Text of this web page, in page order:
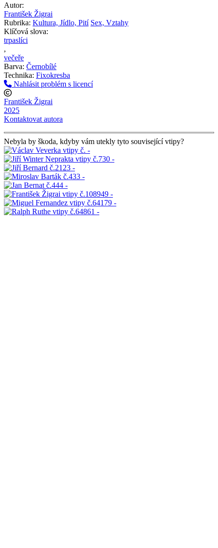
Autor:
František Žigrai
Rubrika: Kultura, Jídlo, Pití Sex, Vztahy
Klíčová slova:
trpaslíci
,
večeře
Barva: Černobílé
Technika: Fixokresba
Nahlásit problém s licencí
František Žigrai
2025
Kontaktovat autora
Nebyla by škoda, kdyby vám utekly tyto související vtipy?